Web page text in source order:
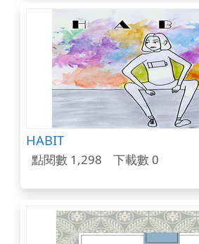
HABIT
點閱數 1,298 下載數 0